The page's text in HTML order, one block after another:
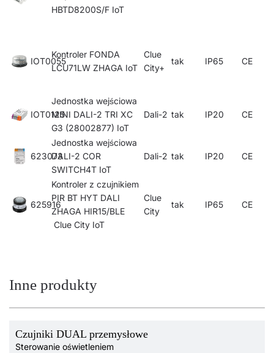
HBTD8200S/F IoT
IOT0055
Kontroler FONDA
LCU71LW ZHAGA IoT
Clue
City+
tak IP65 CE
IOT0125
Jednostka wejściowa
MINI DALI-2 TRI XC
G3 (28002877) IoT
Dali-2 tak IP20 CE
623073
Jednostka wejściowa
DALI-2 COR
SWITCH4T IoT
Dali-2 tak IP20 CE
625916
Kontroler z czujnikiem
PIR BT HYT DALI
ZHAGA HIR15/BLE
Clue City IoT
Clue
City
tak IP65 CE
Inne produkty
Czujniki DUAL przemysłowe
Sterowanie oświetleniem